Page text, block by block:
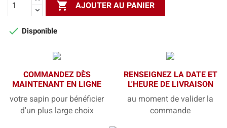
 AJOUTER AU PANIER
 Disponible
COMMANDEZ DÈS
MAINTENANT EN LIGNE
votre sapin pour bénéficier
d'un plus large choix
RENSEIGNEZ LA DATE ET
L'HEURE DE LIVRAISON
au moment de valider la
commande